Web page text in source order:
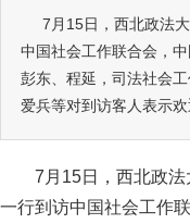
7月15日，西北政法
中国社会工作联合会，
彭东、程延，司法社会
爱兵等对到访客人表示欢
7月15日，西北政
一行到访中国社会工作